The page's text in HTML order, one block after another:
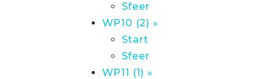
Sfeer
WP10 (2) »
Start
Sfeer
WP11 (1) »